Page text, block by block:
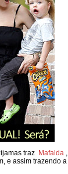
traz Mafalda ,
e assim trazendo a